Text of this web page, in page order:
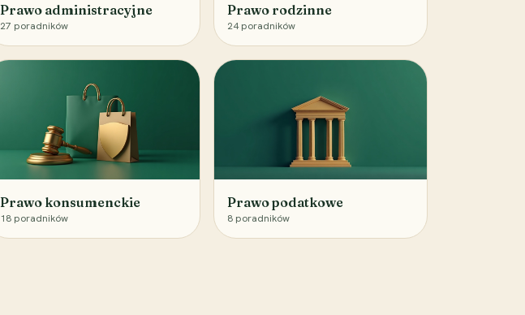
Prawo administracyjne
27 poradników
Prawo rodzinne
24 poradników
Prawo konsumenckie
18 poradników
Prawo podatkowe
8 poradników